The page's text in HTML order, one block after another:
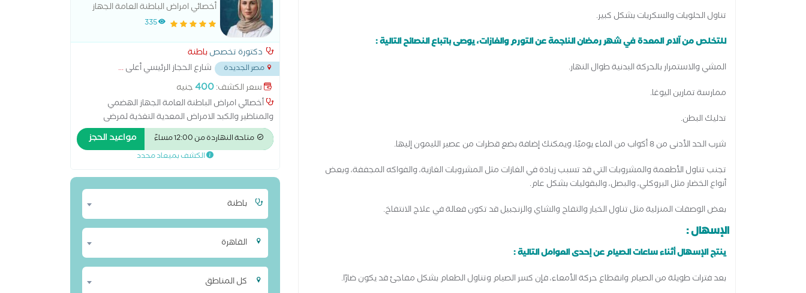
تناول الحلويات والسكريات بشكل كبير.
للتخلص من آلام المعدة في شهر رمضان الناجمة عن التورم والغازات، يوصى باتباع النصائح التالية :
المشي والاستمرار بالحركة البدنية طوال النهار.
ممارسة تمارين اليوغا.
تدليك البطن.
شرب الحد الأدنى من 8 أكواب من الماء يوميًا، ويمكنك إضافة بضع قطرات من عصير الليمون إليها.
تجنب تناول الأطعمة والمشروبات التي قد تسبب زيادة في الغازات مثل المشروبات الغازية، والفواكه المجففة، وبعض
أنواع الخضار مثل البروكلي، والبصل، والبقوليات بشكل عام.
بعض الوصفات المنزلية مثل تناول الخيار والتفاح والشاي والزنجبيل قد تكون فعالة في علاج الانتفاخ.
الإسهال :
ينتج الإسهال أثناء ساعات الصيام عن إحدى العوامل التالية :
بعد فترات طويلة من الصيام وانقطاع حركة الأمعاء، فإن كسر الصيام وتناول الطعام بشكل مفاجئ قد يكون ضارًا.
أخصائي امراض الباطنة العامة الجهاز
الهضمي والمناظير والكبد
335
دكتورة تخصصباطنة
مصر الجديدة شارع الحجاز الرئيسي أعلى...
سعر الكشف:400جنيه
أخصائي امراض الباطنة العامة الجهاز الهضمي
والمناظير والكبد الامراض المعدية التغذية لمرضى
السكري وفقر الدم التهابات المعدة والاثنى عشر امراض
الباطنة العامة امراض الجهاز الهضمي امراض ضغط الدم
تشخيص وعلاج حالات ارتجاع المريء سونار على البطن
متاحة النهاردة من 12:00 مساءً مواعيد الحجز
الكشف بميعاد محدد
باطنة
القاهرة
كل المناطق